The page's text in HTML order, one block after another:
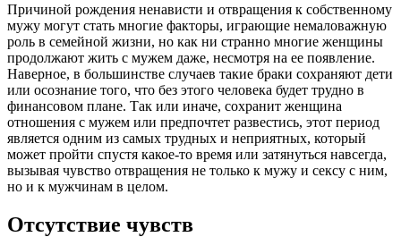
Причиной рождения ненависти и отвращения к собственному
мужу могут стать многие факторы, играющие немаловажную
роль в семейной жизни, но как ни странно многие женщины
продолжают жить с мужем даже, несмотря на ее появление.
Наверное, в большинстве случаев такие браки сохраняют дети
или осознание того, что без этого человека будет трудно в
финансовом плане. Так или иначе, сохранит женщина
отношения с мужем или предпочтет развестись, этот период
является одним из самых трудных и неприятных, который
может пройти спустя какое-то время или затянуться навсегда,
вызывая чувство отвращения не только к мужу и сексу с ним,
но и к мужчинам в целом.
Отсутствие чувств